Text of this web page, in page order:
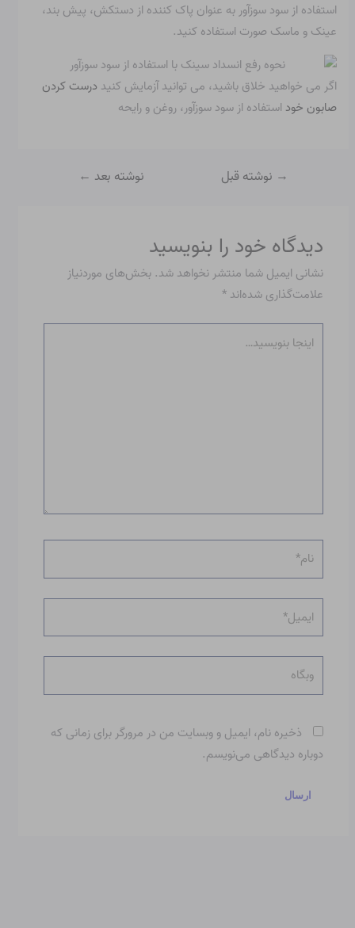
استفاده از سود سوزآور به عنوان پاک کننده از دستکش، پیش بند،
عینک و ماسک صورت استفاده کنید.
اگر می خواهید خلاق باشید، می توانید آزمایش کنید درست کردن
صابون خود استفاده از سود سوزآور، روغن و رایحه
→ نوشته قبل نوشته بعد ←
دیدگاه‌ خود را بنویسید
نشانی ایمیل شما منتشر نخواهد شد. بخش‌های موردنیاز
علامت‌گذاری شده‌اند*
بنویسید…
نام*
وبگاه
ذخیره نام، ایمیل و وبسایت من در مرورگر برای زمانی که
دوباره دیدگاهی می‌نویسم.